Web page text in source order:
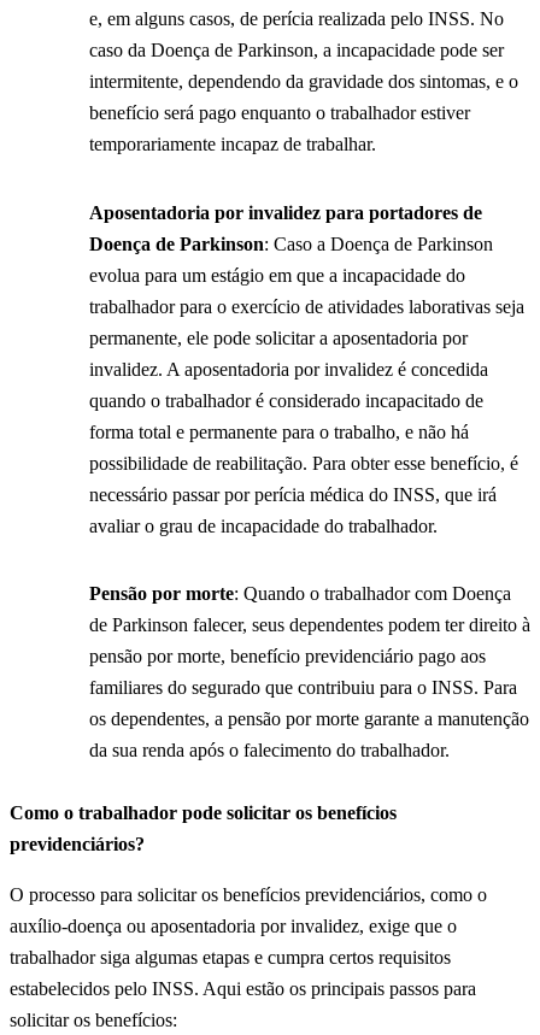
e, em alguns casos, de perícia realizada pelo INSS. No
caso da Doença de Parkinson, a incapacidade pode ser
intermitente, dependendo da gravidade dos sintomas, e o
benefício será pago enquanto o trabalhador estiver
temporariamente incapaz de trabalhar.
Aposentadoria por invalidez para portadores de
Doença de Parkinson: Caso a Doença de Parkinson
evolua para um estágio em que a incapacidade do
trabalhador para o exercício de atividades laborativas seja
permanente, ele pode solicitar a aposentadoria por
invalidez. A aposentadoria por invalidez é concedida
quando o trabalhador é considerado incapacitado de
forma total e permanente para o trabalho, e não há
possibilidade de reabilitação. Para obter esse benefício, é
necessário passar por perícia médica do INSS, que irá
avaliar o grau de incapacidade do trabalhador.
Pensão por morte: Quando o trabalhador com Doença
de Parkinson falecer, seus dependentes podem ter direito à
pensão por morte, benefício previdenciário pago aos
familiares do segurado que contribuiu para o INSS. Para
os dependentes, a pensão por morte garante a manutenção
da sua renda após o falecimento do trabalhador.
Como o trabalhador pode solicitar os benefícios
previdenciários?
O processo para solicitar os benefícios previdenciários, como o
auxílio-doença ou aposentadoria por invalidez, exige que o
trabalhador siga algumas etapas e cumpra certos requisitos
estabelecidos pelo INSS. Aqui estão os principais passos para
solicitar os benefícios: